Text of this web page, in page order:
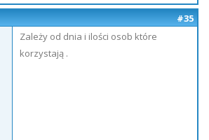
#35
Zależy od dnia i ilości osob które
korzystają .